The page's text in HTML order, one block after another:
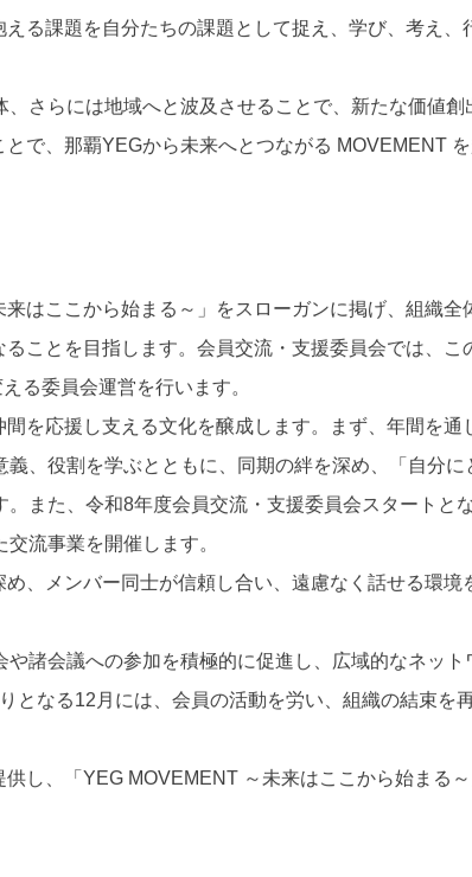
る課題を自分たちの課題として捉え、学び、考え、
さらには地域へと波及させることで、新たな価値創
で、那覇YEGから未来へとつながる MOVEMENT
はここから始まる～」をスローガンに掲げ、組織全
ことを目指します。会員交流・支援委員会では、こ
る委員会運営を行います。
を応援し支える文化を醸成します。まず、年間を通
、役割を学ぶとともに、同期の絆を深め、「自分に
また、令和8年度会員交流・支援委員会スタートと
流事業を開催します。
、メンバー同士が信頼し合い、遠慮なく話せる環境
諸会議への参加を積極的に促進し、広域的なネット
となる12月には、会員の活動を労い、組織の結束を
し、「YEG MOVEMENT ～未来はここから始まる～